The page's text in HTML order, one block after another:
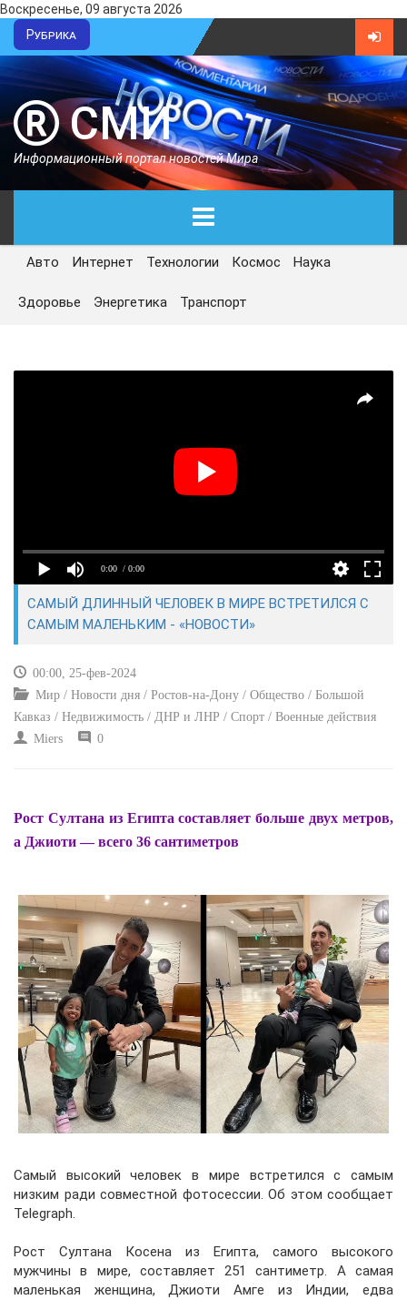
Воскресенье, 09 августа 2026
Рубрика
СМИ
Информационный портал новостей Мира
ГЛАВНАЯ
СЕГОДНЯ
ПРОИСШЕСТВИЯ
Авто Интернет Технологии Космос Наука
Здоровье Энергетика Транспорт
0:00 / 0:00
САМЫЙ ДЛИННЫЙ ЧЕЛОВЕК В МИРЕ ВСТРЕТИЛСЯ С
САМЫМ МАЛЕНЬКИМ - «НОВОСТИ»
00:00, 25-фев-2024
Мир / Новости дня / Ростов-на-Дону / Общество / Большой
Кавказ / Недвижимость / ДНР и ЛНР / Спорт / Военные действия
Miers
0
Рост Султана из Египта составляет больше двух метров,
а Джиоти — всего 36 сантиметров
Самый высокий человек в мире встретился с самым
низким ради совместной фотосессии. Об этом сообщает
Telegraph.
Рост Султана Косена из Египта, самого высокого
мужчины в мире, составляет 251 сантиметр. А самая
маленькая женщина, Джиоти Амге из Индии, едва